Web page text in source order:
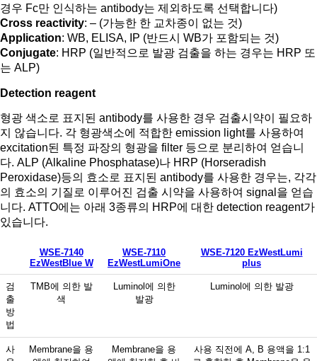
경우 Fc만 인식하는 antibody는 제외하도록 선택합니다)
Cross reactivity: – (가능한 한 교차종이 없는 것)
Application: WB, ELISA, IP (반드시 WB가 포함되는 것)
Conjugate: HRP (일반적으로 발광 검출을 하는 경우는 HRP 또
는 ALP)
Detection reagent
형광 색소로 표지된 antibody를 사용한 경우 검출시약이 필요하
지 않습니다. 각 형광색소에 적합한 emission light를 사용하여
excitation된 특정 파장의 형광을 filter 등으로 분리하여 얻습니
다. ALP (Alkaline Phosphatase)나 HRP (Horseradish
Peroxidase)등의 효소로 표지된 antibody를 사용한 경우는, 각각
의 효소의 기질로 이루어진 검출 시약을 사용하여 signal을 얻습
니다. ATTO에는 아래 3종류의 HRP에 대한 detection reagent가
있습니다.
WSE-7140
EzWestBlue W
WSE-7110
EzWestLumiOne
WSE-7120 EzWestLumi
plus
검
출
방
법
TMB에 의한 발
색
Luminol에 의한
발광
Luminol에 의한 발광
사
Membrane을 용
Membrane을 용
사용 직전에 A, B 용액을 1:1